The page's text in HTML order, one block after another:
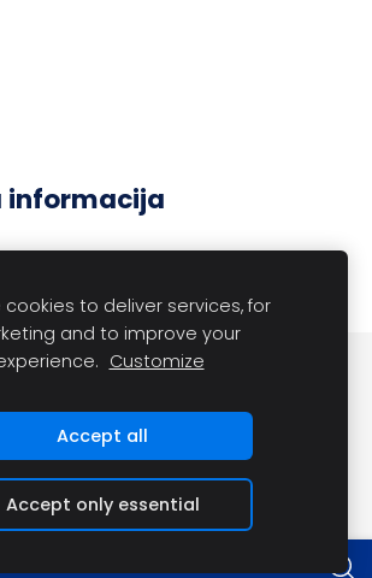
informacija
užsakymams nuo 100 eurų ir
Slapukai
cookies to deliver services, for
and to improve your
Customize
Accept all
Accept only essential